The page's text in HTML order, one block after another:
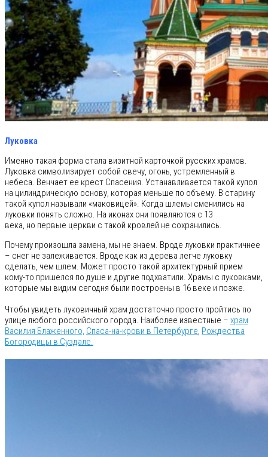
Луковка
Именно такая форма стала визитной карточкой русских храмов.
Луковка символизирует собой свечу, огонь, устремленный в
небеса. Венчает ее крест Спасения. Устанавливается такой купол
на цилиндрическую основу, которая меньше по объему. В старину
такой купол называли «маковицей». Когда шлемы сменились на
луковки понять сложно. На иконах они появляются с 13
века, но первые церкви с такой кровлей не сохранились.
Почему произошла замена, мы не знаем. Вроде луковки практичнее
– снег не залеживается. Вроде как из дерева легче луковку
сделать, чем шлем. Может просто такой архитектурный прием
кому-то пришелся по душе и другие подхватили. Храмы с луковками,
которые мы видим сегодня были построены в 16 веке и позже.
Чтобы увидеть луковичный храм достаточно просто пройтись по
улице любого российского города. Наиболее известные – храм
Василия Блаженного, Спаса-на-крови в Петербурге, Рождества
Богородицы в Суздале.